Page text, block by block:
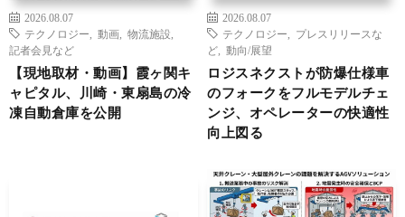
2026.08.07
テクノロジー
動画 物流施設
記者会見など
【現地取材・動画】霞ヶ関キ
ャピタル、川崎・東扇島の冷
凍自動倉庫を公開
2026.08.07
テクノロジー
プレスリリースな
ど
動向/展望
ロジスネクストが防爆仕様車
のフォークをフルモデルチェ
ンジ、オペレーターの快適性
向上図る